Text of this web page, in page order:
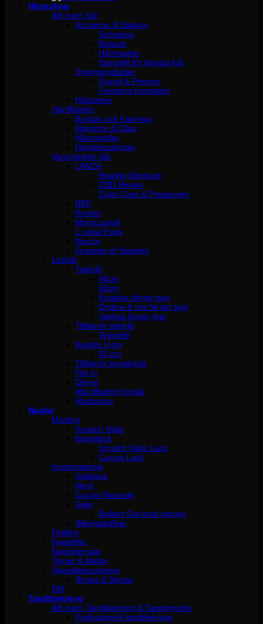
Hårstyling
Allt inom hår
Schampo & Balsam
Schampo
Balsam
Hårmasker
Speciellt för blonda hår
Stylingprodukter
Grund & Primers
Finishing produkter
Hårbotten
Hårtillbehör
Borstar och Kammar
Klämmor & Clips
Hårsnoddar
Hårdekorationer
Varumärken hår
LANZA
Healing Moisture
CBD Revive
Color Care & Preserving
REF
Revlon
Moroccanoil
L´oréal Paris
Neccin
Grazette of Sweden
Löshår
Tejphår
40cm
60cm
Kreativa färger tejp
Ombre & mix färger tejp
Vanliga färger tejp
Tillbehör tejphår
Tejprefill
Keratin U-tip
50 cm
Tillbehör keratinhår
Flip in
Clip-in
Alla tillbehör löshår
Hårdockor
Naglar
Manikyr
Scratch Nails
Nagellack
Scratch Nails Lack
Cuccio Lack
Konstmaterial
Gelélack
Akryl
Cuccio Naturale
Gelé
Builder Gel med pensel
Silke/glasfiber
Pedikyr
Nagelfilar
Nagelpenslar
Tippar & Mallar
Nageldekorationer
Strass & Stenar
Elfil
Tandblekning
Allt inom Tandblekning & Tandsmycke
Professionell tandblekning